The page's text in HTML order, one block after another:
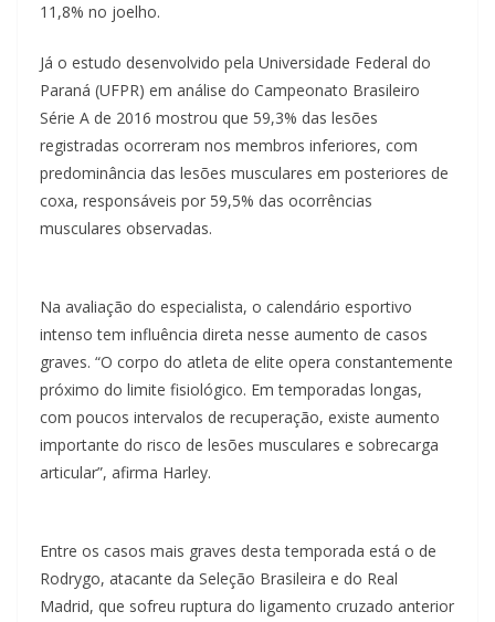
11,8% no joelho.
Já o estudo desenvolvido pela Universidade Federal do
Paraná (UFPR) em análise do Campeonato Brasileiro
Série A de 2016 mostrou que 59,3% das lesões
registradas ocorreram nos membros inferiores, com
predominância das lesões musculares em posteriores de
coxa, responsáveis por 59,5% das ocorrências
musculares observadas.
Na avaliação do especialista, o calendário esportivo
intenso tem influência direta nesse aumento de casos
graves. “O corpo do atleta de elite opera constantemente
próximo do limite fisiológico. Em temporadas longas,
com poucos intervalos de recuperação, existe aumento
importante do risco de lesões musculares e sobrecarga
articular”, afirma Harley.
Entre os casos mais graves desta temporada está o de
Rodrygo, atacante da Seleção Brasileira e do Real
Madrid, que sofreu ruptura do ligamento cruzado anterior